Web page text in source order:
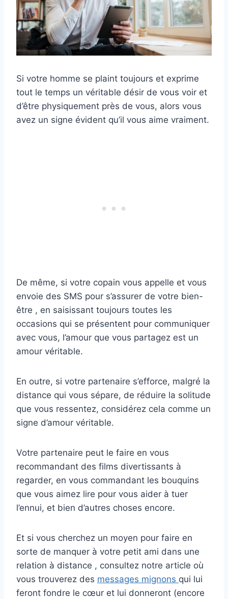
Si votre homme se plaint toujours et exprime
tout le temps un véritable désir de vous voir et
d’être physiquement près de vous, alors vous
avez un signe évident qu’il vous aime vraiment.
De même, si votre copain vous appelle et vous
envoie des SMS pour s’assurer de votre bien-
être , en saisissant toujours toutes les
occasions qui se présentent pour communiquer
avec vous, l’amour que vous partagez est un
amour véritable.
En outre, si votre partenaire s’efforce, malgré la
distance qui vous sépare, de réduire la solitude
que vous ressentez, considérez cela comme un
signe d’amour véritable.
Votre partenaire peut le faire en vous
recommandant des films divertissants à
regarder, en vous commandant les bouquins
que vous aimez lire pour vous aider à tuer
l’ennui, et bien d’autres choses encore.
Et si vous cherchez un moyen pour faire en
sorte de manquer à votre petit ami dans une
relation à distance , consultez notre article où
vous trouverez des messages mignons qui lui
feront fondre le cœur et lui donneront (encore